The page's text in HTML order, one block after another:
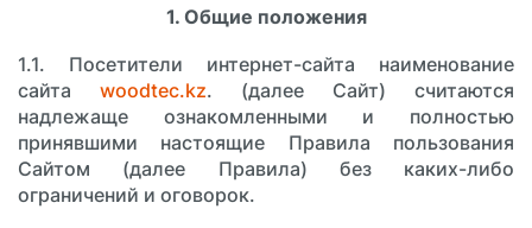
1. Общие положения
1.1. Посетители интернет-сайта наименование
сайта woodtec.kz. (далее Сайт) считаются
надлежаще ознакомленными и полностью
принявшими настоящие Правила пользования
Сайтом (далее Правила) без каких-либо
ограничений и оговорок.